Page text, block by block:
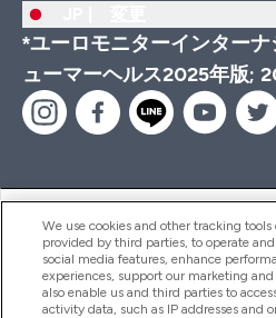
*ユーロモニターインター
ューマーヘルス2025年版;
ヘルプ＆ガイド
商品について
We use cookies and other tracking
provided by third parties, to operate
social media features, enhance
experiences, support our marketing
also enable us and third parties to
activity data, such as IP addresses and